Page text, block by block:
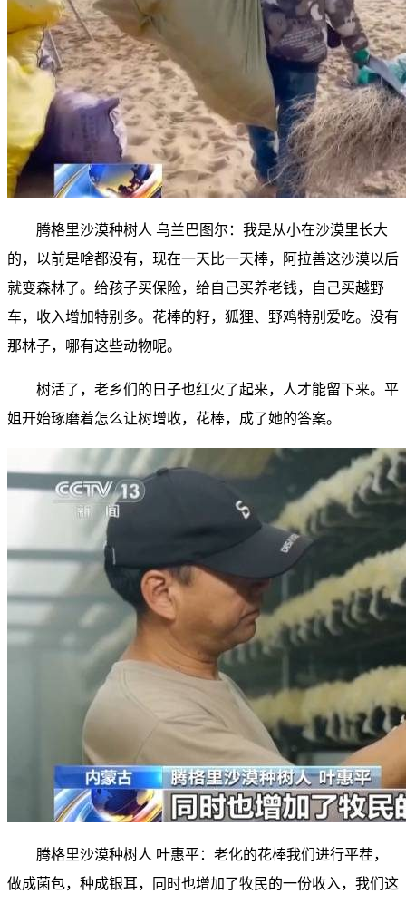
腾格里沙漠种树人 乌兰巴图尔：我是从小在沙漠里长大
的，以前是啥都没有，现在一天比一天棒，阿拉善这沙漠以后
就变森林了。给孩子买保险，给自己买养老钱，自己买越野
车，收入增加特别多。花棒的籽，狐狸、野鸡特别爱吃。没有
那林子，哪有这些动物呢。
树活了，老乡们的日子也红火了起来，人才能留下来。平
姐开始琢磨着怎么让树增收，花棒，成了她的答案。
腾格里沙漠种树人 叶惠平：老化的花棒我们进行平茬，
做成菌包，种成银耳，同时也增加了牧民的一份收入，我们这